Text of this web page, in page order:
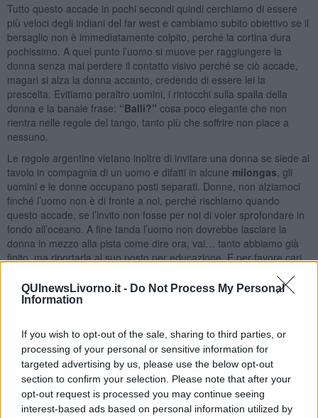
QUInewsLivorno.it - Do Not Process My Personal
Information
If you wish to opt-out of the sale, sharing to third parties, or
processing of your personal or sensitive information for
targeted advertising by us, please use the below opt-out
section to confirm your selection. Please note that after your
opt-out request is processed you may continue seeing
interest-based ads based on personal information utilized by
Tutto questo accade in pochi secondi quindi cerchiamo di essere
più veloci degli indiani del far west e cambiamo subito obiettivo se il
bersaglio non è immediatamente colpito, perché la cortina dura
pochissimo. A quel punto l’uomo si muove per raggiungere la
donna senza mai perdere il contatto visivo perché se ciò accade,
magari si alza la donna accanto, credendo di essere lei la
prescelta. Evitiamo peraltro uomini, i rintocchi sulla spalla della
donna e la banale frase: “Balli?” cosa poco elegante che non
rientra nelle regole del tango, tanto più che soffrire non piace a
nessuno.
Le regole argentine vietano inoltre di invitare una donna se siede al
tavolo in compagnia di un uomo e difatti in alcune milongas , gli
uomini e le donne occupano posti separati. Donne, non alziamoci
finché l’uomo non è di fronte a noi, perché rischiamo quando
questo accade, se l’invito non fosse per noi di voler sprofondare in
fondo all’oceano. A fine tanda l’uomo non dovrebbe lasciare la
donna in mezzo alla pista come dire ora, vai… tanto abbiamo già
finito, ma riportarla al suo posto per educazione. E per favore cari
concorrenza spietata… tra le tanghere,non state davanti alle
donne durante le cortine
Se vuoi leggere le notizie principali della Toscana iscriviti alla